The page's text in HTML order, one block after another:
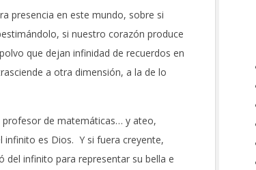
presencia en este mundo, sobre si
si nuestro corazón produce
que dejan infinidad de recuerdos en
a otra dimensión, a la de lo
profesor de matemáticas… y ateo,
infinito es Dios. Y si fuera creyente,
del infinito para representar su bella e